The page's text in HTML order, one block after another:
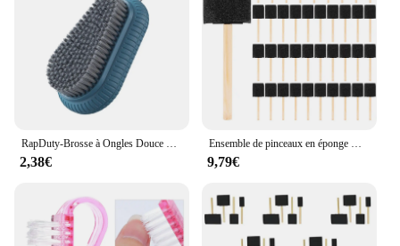
RapDuty-Brosse à Ongles Douce pour Manucure et Pédicure, D343
2,38€
Ensemble de pinceaux en éponge mousse avec manche en bois, léger, durable, idéal pour l'acrylique, SAF, Varn, lot valeur de 40, 2 po
9,79€